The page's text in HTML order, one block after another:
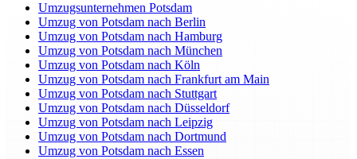
Umzugsunternehmen Potsdam
Umzug von Potsdam nach Berlin
Umzug von Potsdam nach Hamburg
Umzug von Potsdam nach München
Umzug von Potsdam nach Köln
Umzug von Potsdam nach Frankfurt am Main
Umzug von Potsdam nach Stuttgart
Umzug von Potsdam nach Düsseldorf
Umzug von Potsdam nach Leipzig
Umzug von Potsdam nach Dortmund
Umzug von Potsdam nach Essen